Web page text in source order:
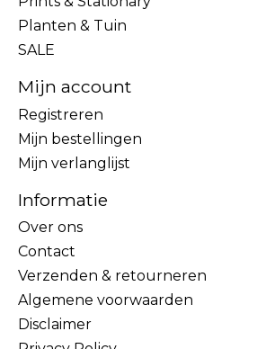
Planten & Tuin
SALE
Mijn account
Registreren
Mijn bestellingen
Mijn verlanglijst
Informatie
Over ons
Contact
Verzenden & retourneren
Algemene voorwaarden
Disclaimer